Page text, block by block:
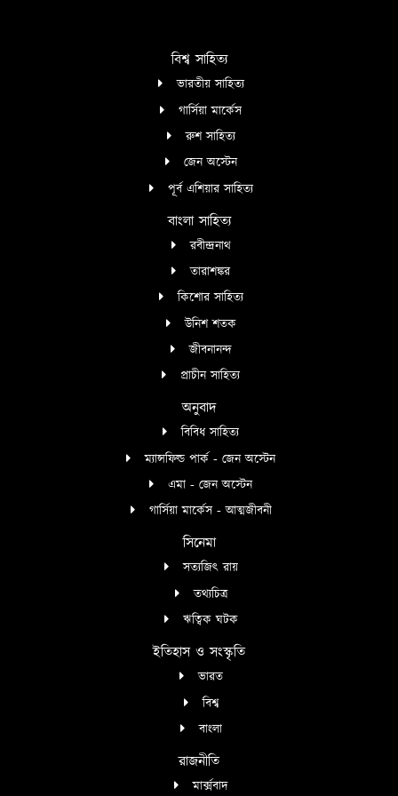
বিশ্ব সাহিত্য
ভারতীয় সাহিত্য
গার্সিয়া মার্কেস
রুশ সাহিত্য
জেন অস্টেন
পূর্ব এশিয়ার সাহিত্য
বাংলা সাহিত্য
রবীন্দ্রনাথ
তারাশঙ্কর
কিশোর সাহিত্য
উনিশ শতক
জীবনানন্দ
প্রাচীন সাহিত্য
অনুবাদ
বিবিধ সাহিত্য
ম্যান্সফিল্ড পার্ক - জেন অস্টেন
এমা - জেন অস্টেন
গার্সিয়া মার্কেস - আত্মজীবনী
সিনেমা
সত্যজিৎ রায়
তথ্যচিত্র
ঋত্বিক ঘটক
ইতিহাস ও সংস্কৃতি
ভারত
বিশ্ব
বাংলা
রাজনীতি
মার্ক্সবাদ